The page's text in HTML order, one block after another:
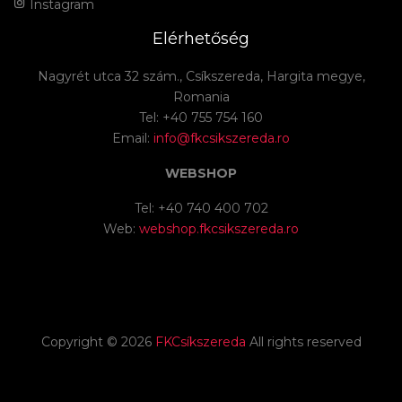
Instagram
Elérhetőség
Nagyrét utca 32 szám., Csíkszereda, Hargita megye,
Romania
Tel: +40 755 754 160
Email: info@fkcsikszereda.ro
WEBSHOP
Tel: +40 740 400 702
Web: webshop.fkcsikszereda.ro
Copyright © 2026 FKCsíkszereda All rights reserved